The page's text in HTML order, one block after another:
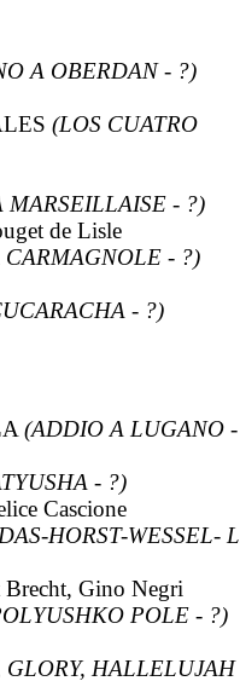
A OBERDAN - ?)
(LOS CUATRO
MARSEILLAISE - ?)
de Lisle
CARMAGNOLE - ?)
- ?)
(ADDIO A LUGANO
- ?)
Cascione
HORST-WESSEL-
Gino Negri
POLE - ?)
GLORY,